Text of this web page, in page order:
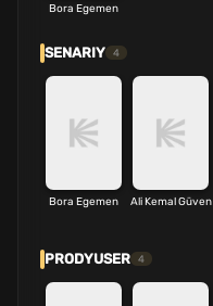
Bora Egemen
SENARIY 4
Bora Egemen Ali Kemal Güven
PRODYUSER 4